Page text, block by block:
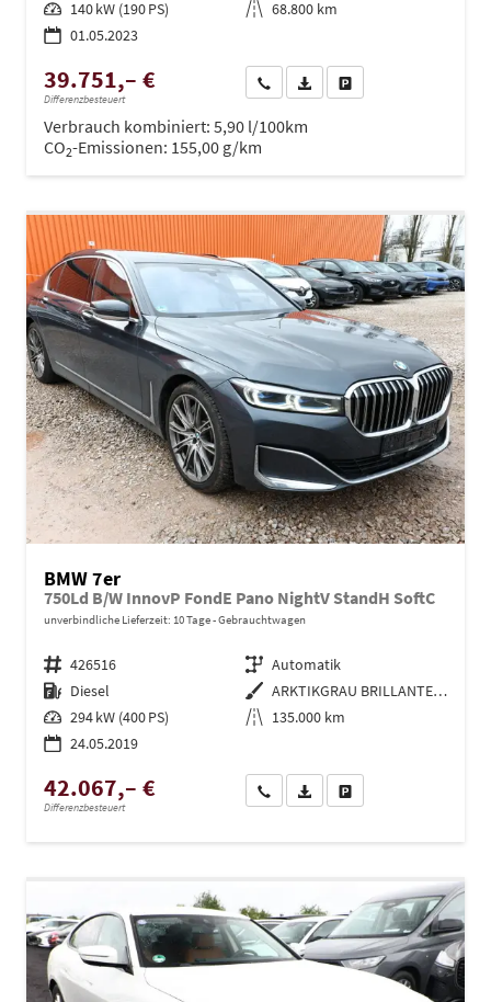
Leistung 140 kW (190 PS) Kilometerstand 68.800 km
01.05.2023
39.751,– €
Differenzbesteuert
Wir rufen Sie anPDF-Datei, Fahrzeugexposé
Verbrauch kombiniert: 5,90 l/100km
CO2-Emissionen: 155,00 g/km
BMW 7er
750Ld B/W InnovP FondE Pano NightV StandH SoftC
unverbindliche Lieferzeit: 10 Tage Gebrauchtwagen
Fahrzeugnr. 426516 Getriebe Automatik
Kraftstoff Diesel Außenfarbe
ARKTIKGRAU BRILLANTEFFEKT
Leistung 294 kW (400 PS) Kilometerstand 135.000 km
24.05.2019
42.067,– €
Differenzbesteuert
Wir rufen Sie anPDF-Datei, Fahrzeugexposé